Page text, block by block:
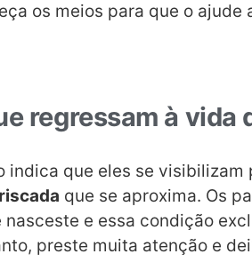
os meios para que o ajude
regressam à vida
indica que eles se visibilizam
que se aproxima. Os
e essa condição
preste muita atenção e